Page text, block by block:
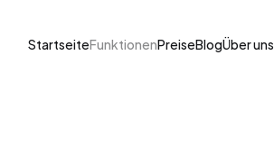
StartseiteFunktionenPreiseBlogÜber uns